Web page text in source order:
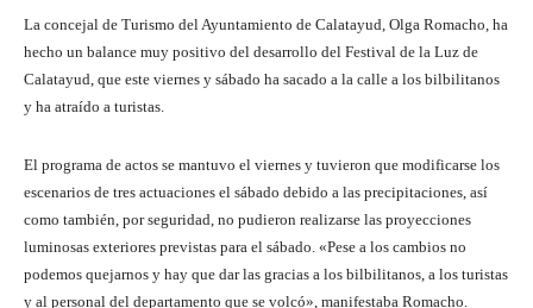
La concejal de Turismo del Ayuntamiento de Calatayud, Olga Romacho, ha
hecho un balance muy positivo del desarrollo del Festival de la Luz de
Calatayud, que este viernes y sábado ha sacado a la calle a los bilbilitanos
y ha atraído a turistas.
El programa de actos se mantuvo el viernes y tuvieron que modificarse los
escenarios de tres actuaciones el sábado debido a las precipitaciones, así
como también, por seguridad, no pudieron realizarse las proyecciones
luminosas exteriores previstas para el sábado. «Pese a los cambios no
podemos quejarnos y hay que dar las gracias a los bilbilitanos, a los turistas
y al personal del departamento que se volcó», manifestaba Romacho.